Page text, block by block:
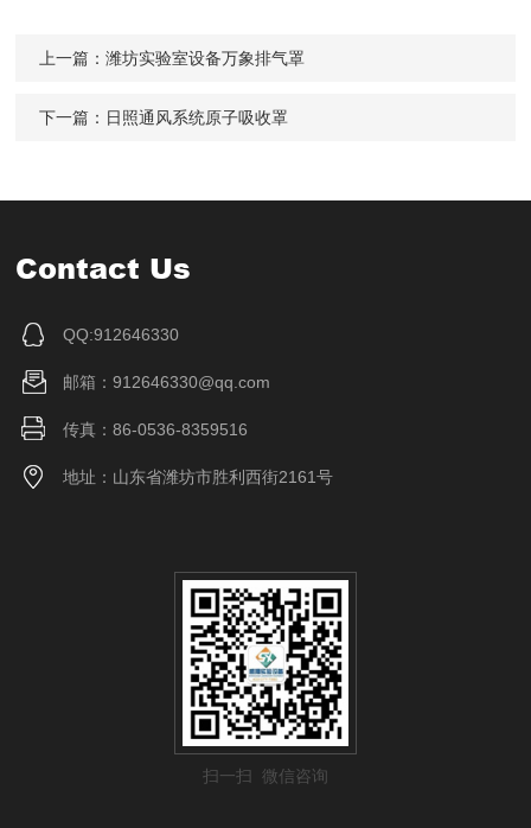
上一篇：潍坊实验室设备万象排气罩
下一篇： 日照通风系统原子吸收罩
Contact Us
QQ:912646330
邮箱：912646330@qq.com
传真：86-0536-8359516
地址：山东省潍坊市胜利西街2161号
扫一扫 微信咨询